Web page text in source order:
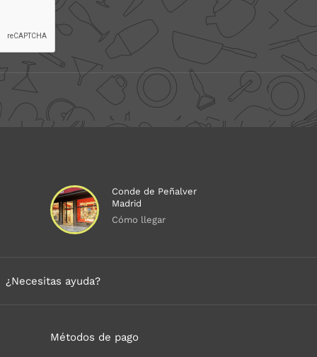
Conde de Peñalver
Madrid
Cómo llegar
¿Necesitas ayuda?
Métodos de pago